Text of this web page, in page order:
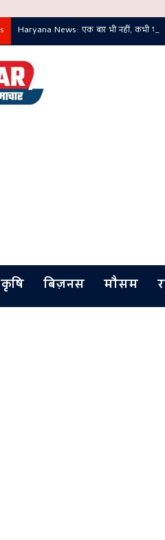
Haryana News: एक बार भी नहीं, कभी भी
कृषि बिज़नस मौसम